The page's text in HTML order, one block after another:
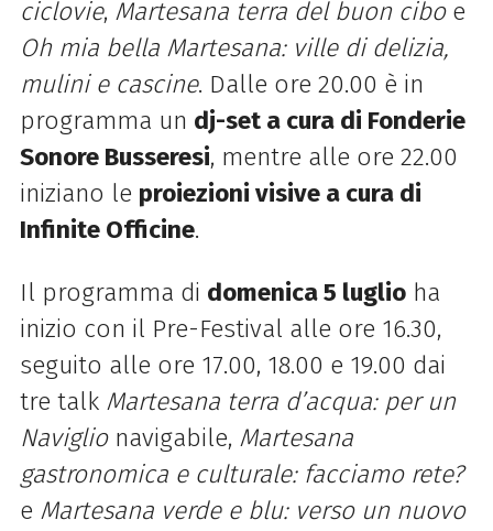
ciclovie, Martesana terra del buon ciboe
Oh mia bella Martesana: ville di delizia,
mulini e cascine. Dalle ore 20.00 è in
programma un dj-set a cura di Fonderie
Sonore Busseresi, mentre alle ore 22.00
iniziano le proiezioni visive a cura di
Infinite Officine.
Il programma di domenica 5 luglioha
inizio con il Pre-Festival alle ore 16.30,
seguito alle ore 17.00, 18.00 e 19.00 dai
tre talk Martesana terra d’acqua: per un
Naviglionavigabile, Martesana
gastronomica e culturale: facciamo rete?
e Martesana verde e blu: verso un nuovo